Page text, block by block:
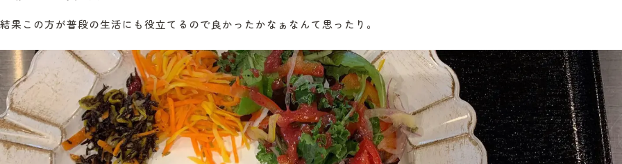
結果この方が普段の生活にも役立てるので良かったかなぁなんて思ったり。